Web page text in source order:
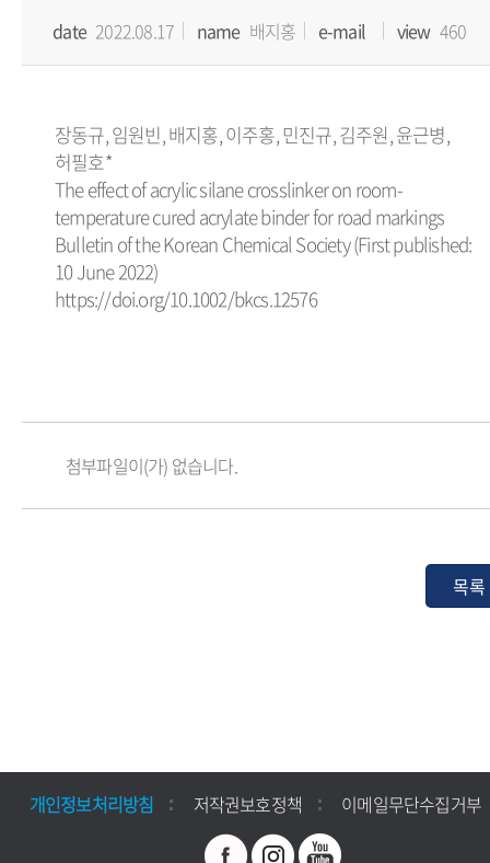
date 2022.08.17 name 배지홍 e-mail view 460
장동규, 임원빈, 배지홍, 이주홍, 민진규, 김주원, 윤근병,
허필호*
The effect of acrylic silane crosslinker on room-
temperature cured acrylate binder for road markings
Bulletin of the Korean Chemical Society (First published:
10 June 2022)
https://doi.org/10.1002/bkcs.12576
첨부파일이(가) 없습니다.
개인정보처리방침 저작권보호정책 이메일무단수집거부